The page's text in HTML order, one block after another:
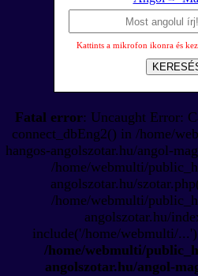
Kattints a mikrofon ikonra és
Fatal error: Uncaught Error:
connect_dbEng2() in /home/
hangos-angolszotar.hu/angol-
/home/webmulti/
angolszotar.hu/
/home/webmulti/
angolszotar.hu/
include('/home/webmulti/
/home/webmulti/
angolszotar.hu/angol-